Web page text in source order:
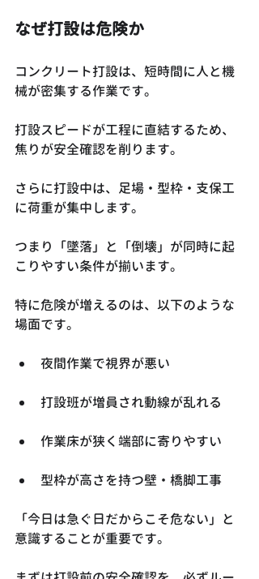
なぜ打設は危険か
コンクリート打設は、短時間に人と機
械が密集する作業です。
打設スピードが工程に直結するため、
焦りが安全確認を削ります。
さらに打設中は、足場・型枠・支保工
に荷重が集中します。
つまり「墜落」と「倒壊」が同時に起
こりやすい条件が揃います。
特に危険が増えるのは、以下のような
場面です。
夜間作業で視界が悪い
打設班が増員され動線が乱れる
作業床が狭く端部に寄りやすい
型枠が高さを持つ壁・橋脚工事
「今日は急ぐ日だからこそ危ない」と
意識することが重要です。